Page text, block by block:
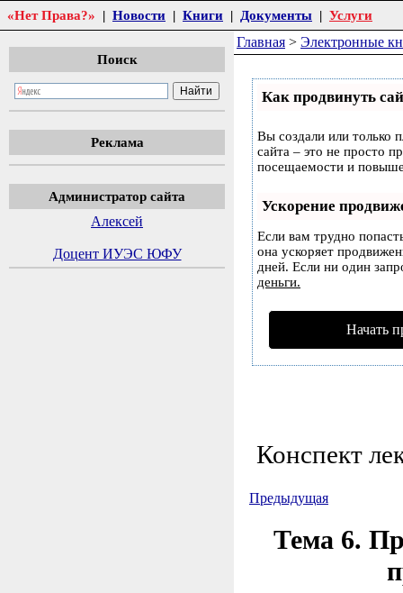
«Нет Права?» | Новости | Книги | Документы | Услуги
Поиск
Реклама
Администратор сайта
Алексей
Доцент ИУЭС ЮФУ
Главная > Электронные
Как продвинуть
Вы создали или только
сайта – это не просто
посещаемости и
Ускорение
Если вам трудно
она ускоряет
дней. Если ни один
деньги.
Начать
Конспект
Предыдущая
Тема 6.